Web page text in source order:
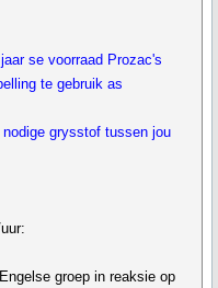
se voorraad Prozac's
te gebruik as
grysstof tussen jou
groep in reaksie op